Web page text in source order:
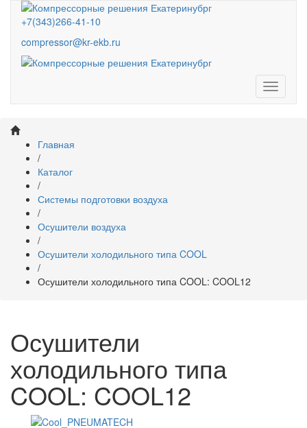
+7(343)266-41-10
compressor@kr-ekb.ru
Главная
/
Каталог
/
Системы подготовки воздуха
/
Осушители воздуха
/
Осушители холодильного типа COOL
/
Осушители холодильного типа COOL: COOL12
Осушители
холодильного типа
COOL: COOL12